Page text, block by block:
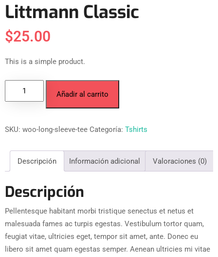
Littmann Classic
$25.00
This is a simple product.
Añadir al carrito
SKU: woo-long-sleeve-tee Categoría: Tshirts
Descripción Información adicional Valoraciones (0)
Descripción
Pellentesque habitant morbi tristique senectus et netus et
malesuada fames ac turpis egestas. Vestibulum tortor quam,
feugiat vitae, ultricies eget, tempor sit amet, ante. Donec eu
libero sit amet quam egestas semper. Aenean ultricies mi vitae